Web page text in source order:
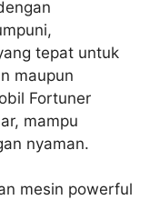
tepat untuk
maupun
Fortuner
mampu
nyaman.
mesin powerful